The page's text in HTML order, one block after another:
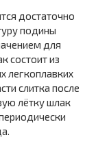
достаточно
подины
для
состоит из
легкоплавких
слитка после
лётку шлак